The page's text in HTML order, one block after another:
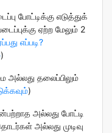
போட்டிக்கு எடுத்துக்
ஏற்ற மேலும் 2
எப்படி?
)
தலைப்பிலும்
)
அல்லது போட்டி
அல்லது முடிவு